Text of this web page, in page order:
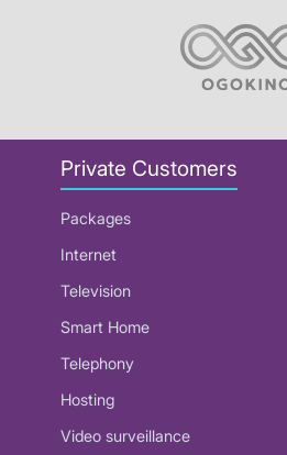
Private Customers
Packages
Internet
Television
Smart Home
Telephony
Hosting
Video surveillance